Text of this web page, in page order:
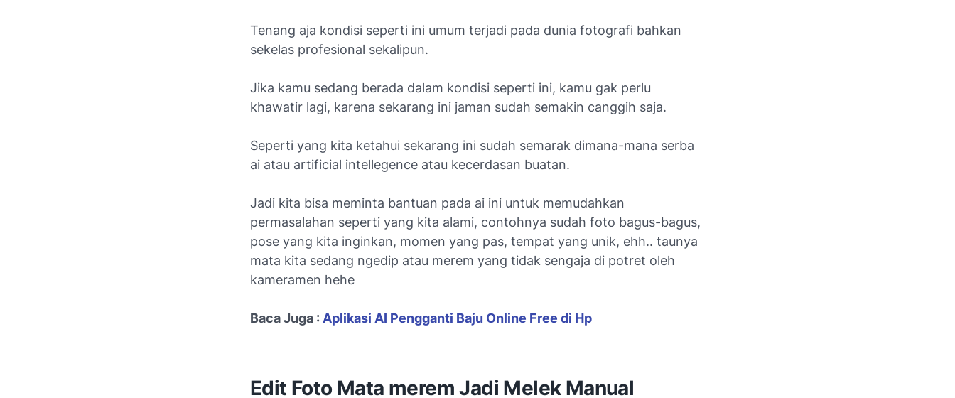
Tenang aja kondisi seperti ini umum terjadi pada dunia fotografi bahkan
sekelas profesional sekalipun.
Jika kamu sedang berada dalam kondisi seperti ini, kamu gak perlu
khawatir lagi, karena sekarang ini jaman sudah semakin canggih saja.
Seperti yang kita ketahui sekarang ini sudah semarak dimana-mana serba
ai atau artificial intellegence atau kecerdasan buatan.
Jadi kita bisa meminta bantuan pada ai ini untuk memudahkan
permasalahan seperti yang kita alami, contohnya sudah foto bagus-bagus,
pose yang kita inginkan, momen yang pas, tempat yang unik, ehh.. taunya
mata kita sedang ngedip atau merem yang tidak sengaja di potret oleh
kameramen hehe
Baca Juga : Aplikasi AI Pengganti Baju Online Free di Hp
Edit Foto Mata merem Jadi Melek Manual